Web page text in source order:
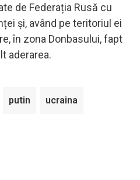
de Federația Rusă cu
și, având pe teritoriul ei
în zona Donbasului, fapt
aderarea.
putin ucraina